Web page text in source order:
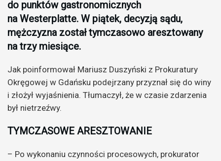
do punktów gastronomicznych
na Westerplatte. W piątek, decyzją sądu,
mężczyzna został tymczasowo aresztowany
na trzy miesiące.
Jak poinformował Mariusz Duszyński z Prokuratury
Okręgowej w Gdańsku podejrzany przyznał się do winy
i złożył wyjaśnienia. Tłumaczył, że w czasie zdarzenia
był nietrzeźwy.
TYMCZASOWE ARESZTOWANIE
– Po wykonaniu czynności procesowych, prokurator